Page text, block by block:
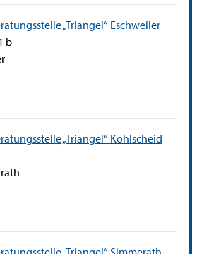
„Triangel“ Eschweiler
b
„Triangel“ Kohlscheid